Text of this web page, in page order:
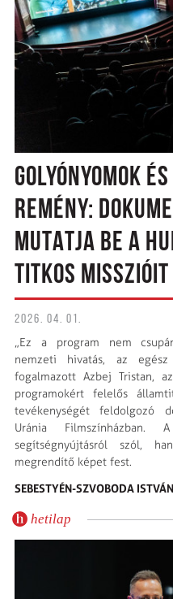
GOLYÓNYOMOK
REMÉNY:
MUTATJA BE A
TITKOS MISSZIÓIT
2026. 04. 01.
„Ez a program nem
nemzeti hivatás, az
fogalmazott Azbej Tristan,
programokért felelős
tevékenységét feldolgozó
Uránia
segítségnyújtásról szól,
megrendítő képet fest.
SEBESTYÉN-SZVOBODA ISTVÁN
hetilap